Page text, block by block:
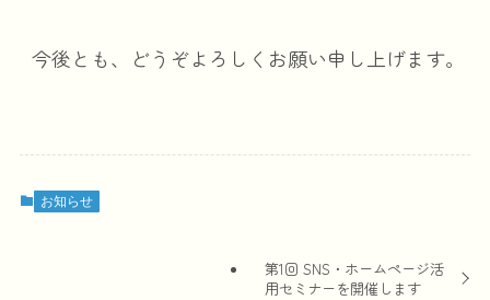
今後とも、どうぞよろしくお願い申し上げます。
お知らせ
第1回 SNS・ホームページ活
用セミナーを開催します